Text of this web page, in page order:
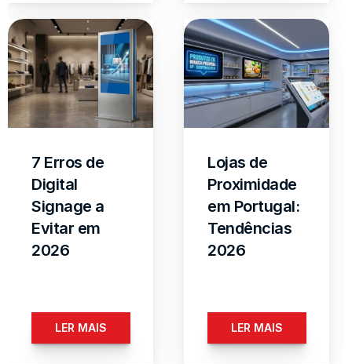
7 Erros de
Digital
Signage a
Evitar em
2026
LER MAIS
Lojas de
Proximidade
em Portugal:
Tendências
2026
LER MAIS